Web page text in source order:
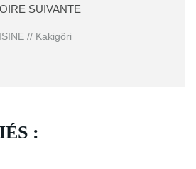
SUIVANTE
// Kakigôri
: